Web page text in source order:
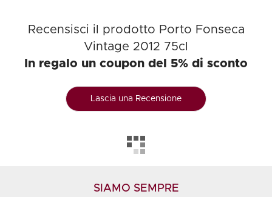
Recensisci il prodotto Porto Fonseca
Vintage 2012 75cl
In regalo un coupon del 5% di sconto
Lascia una Recensione
SIAMO SEMPRE